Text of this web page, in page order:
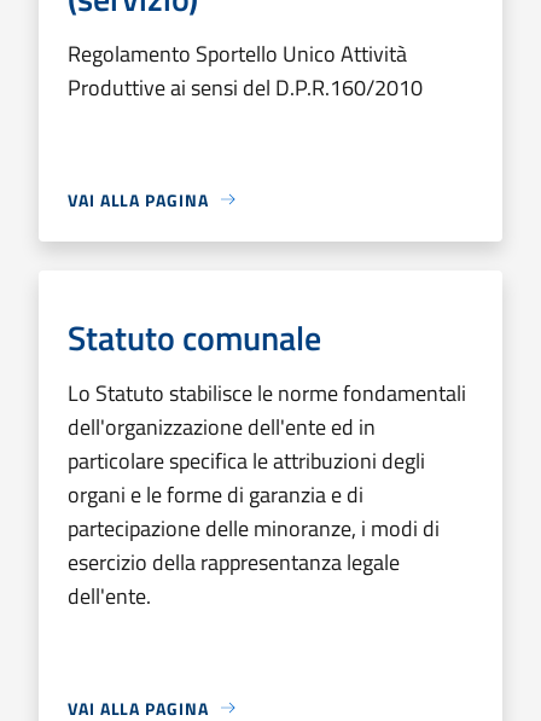
Regolamento Sportello Unico Attività
Produttive ai sensi del D.P.R.160/2010
VAI ALLA PAGINA
Statuto comunale
Lo Statuto stabilisce le norme fondamentali
dell'organizzazione dell'ente ed in
particolare specifica le attribuzioni degli
organi e le forme di garanzia e di
partecipazione delle minoranze, i modi di
esercizio della rappresentanza legale
dell'ente.
VAI ALLA PAGINA